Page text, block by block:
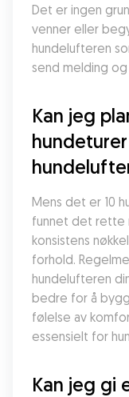
Det er ingen
venner eller
hundelufteren
send melding
Kan jeg
Mens det er 10
funnet det rette
konsistens
forhold.
hundelufteren
bedre for å
følelse av
essensielt for
Kan jeg gi